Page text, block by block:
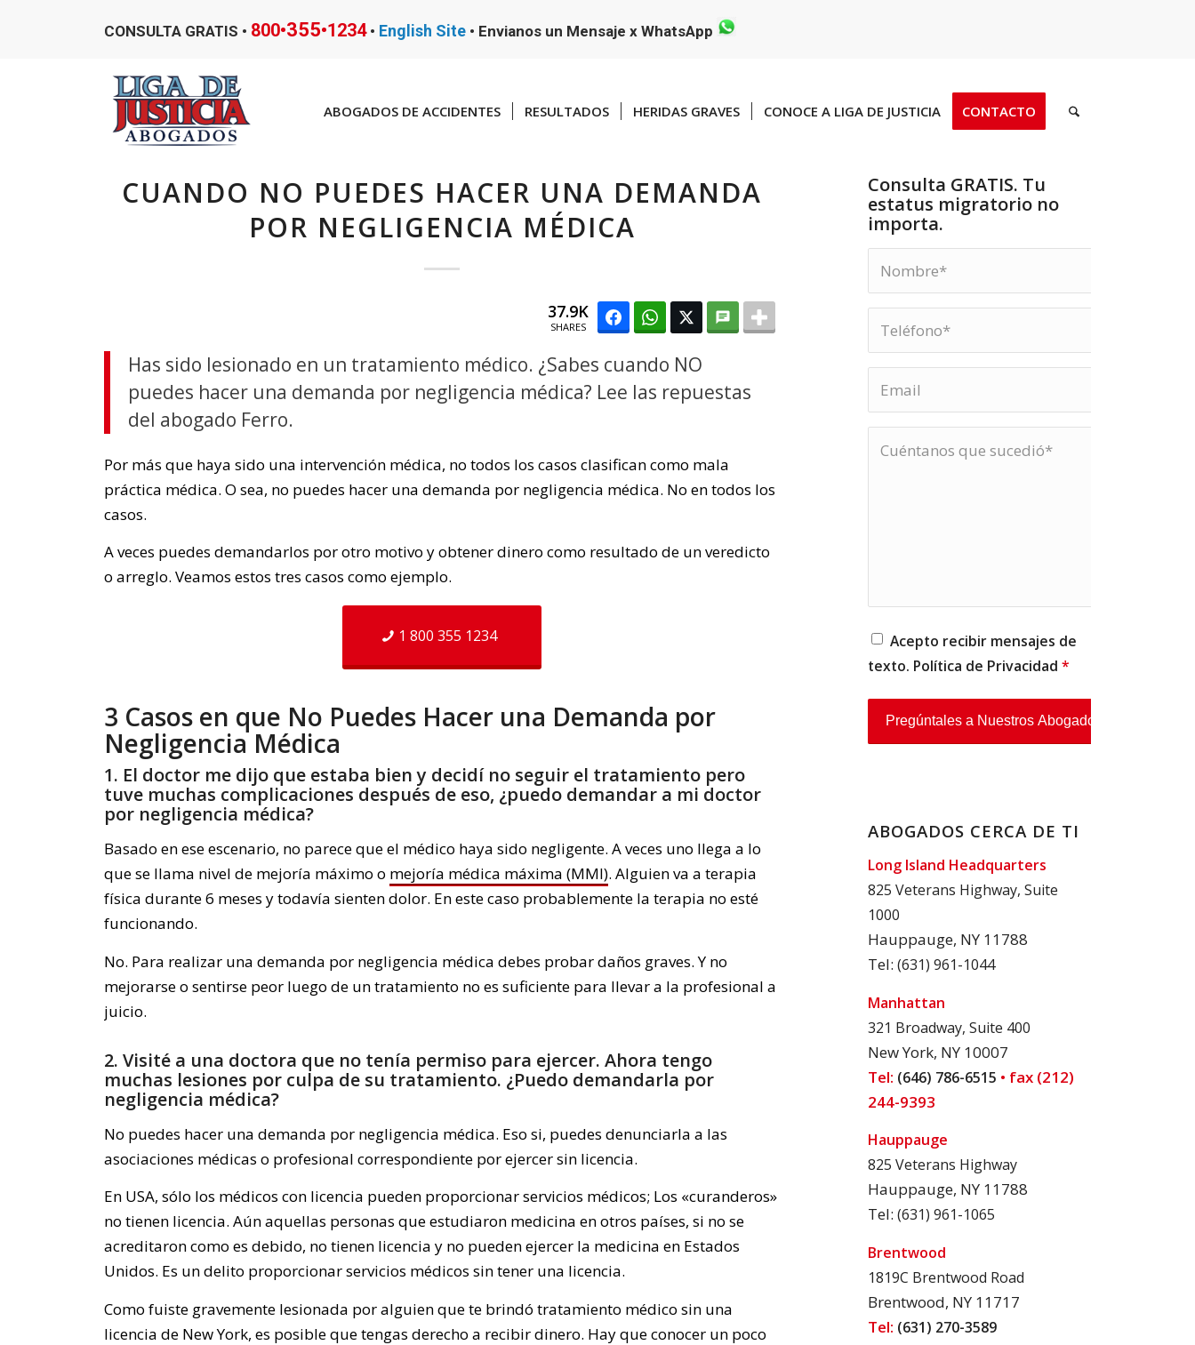
CONSULTA GRATIS • 800•355•1234• English Site • Envianos un Mensaje x WhatsApp
ABOGADOS DE ACCIDENTES RESULTADOS HERIDAS GRAVES CONOCE A LIGA DE JUSTICIA CONTACTO
CUANDO NO PUEDES HACER UNA DEMANDA
POR NEGLIGENCIA MÉDICA
37.9K
SHARES
Has sido lesionado en un tratamiento médico. ¿Sabes cuando NO
puedes hacer una demanda por negligencia médica? Lee las repuestas
del abogado Ferro.
Por más que haya sido una intervención médica, no todos los casos clasifican como mala
práctica médica. O sea, no puedes hacer una demanda por negligencia médica. No en todos los
casos.
A veces puedes demandarlos por otro motivo y obtener dinero como resultado de un veredicto
o arreglo. Veamos estos tres casos como ejemplo.
1 800 355 1234
3 Casos en que No Puedes Hacer una Demanda por
Negligencia Médica
1. El doctor me dijo que estaba bien y decidí no seguir el tratamiento pero
tuve muchas complicaciones después de eso, ¿puedo demandar a mi doctor
por negligencia médica?
Basado en ese escenario, no parece que el médico haya sido negligente. A veces uno llega a lo
que se llama nivel de mejoría máximo o mejoría médica máxima (MMI). Alguien va a terapia
física durante 6 meses y todavía sienten dolor. En este caso probablemente la terapia no esté
funcionando.
No. Para realizar una demanda por negligencia médica debes probar daños graves. Y no
mejorarse o sentirse peor luego de un tratamiento no es suficiente para llevar a la profesional a
juicio.
2. Visité a una doctora que no tenía permiso para ejercer. Ahora tengo
muchas lesiones por culpa de su tratamiento. ¿Puedo demandarla por
negligencia médica?
No puedes hacer una demanda por negligencia médica. Eso si, puedes denunciarla a las
asociaciones médicas o profesional correspondiente por ejercer sin licencia.
En USA, sólo los médicos con licencia pueden proporcionar servicios médicos; Los «curanderos»
no tienen licencia. Aún aquellas personas que estudiaron medicina en otros países, si no se
acreditaron como es debido, no tienen licencia y no pueden ejercer la medicina en Estados
Unidos. Es un delito proporcionar servicios médicos sin tener una licencia.
Como fuiste gravemente lesionada por alguien que te brindó tratamiento médico sin una
licencia de New York, es posible que tengas derecho a recibir dinero. Hay que conocer un poco
Consulta GRATIS. Tu
estatus migratorio no
importa.
Acepto recibir mensajes de
texto. Política de Privacidad *
ABOGADOS CERCA DE TI
Long Island Headquarters
825 Veterans Highway, Suite
1000
Hauppauge, NY 11788
Tel:(631) 961-1044
Manhattan
321 Broadway, Suite 400
New York, NY 10007
Tel: (646) 786-6515 • fax (212)
244-9393
Hauppauge
825 Veterans Highway
Hauppauge, NY 11788
Tel:(631) 961-1065
Brentwood
1819C Brentwood Road
Brentwood, NY 11717
Tel: (631) 270-3589